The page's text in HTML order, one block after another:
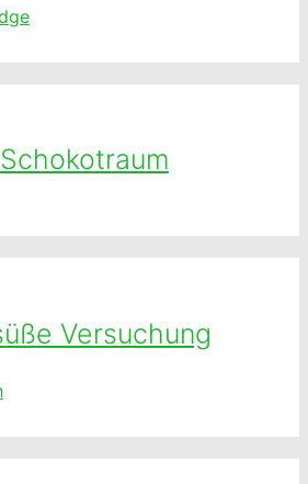
Versuchung